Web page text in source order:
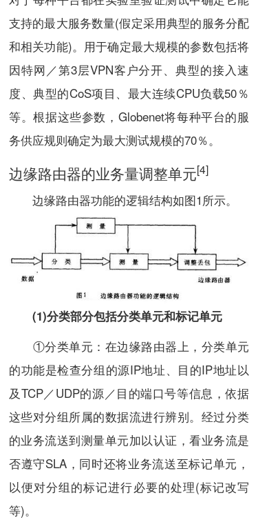
支持的最大服务数量(假定采用典型的服务分配
和相关功能)。用于确定最大规模的参数包括将
因特网 ／第3层VPN客户分开、典型的接入速
度、典型的CoS项目、最大连续CPU负载50％
等。根据这些参数，Globenet将每种平台的服
务供应规则确定为最大测试规模的70％。
边缘路由器的业务量调整单元[4]
边缘路由器功能的逻辑结构如图1所示。
(1)分类部分包括分类单元和标记单元
①分类单元：在边缘路由器上，分类单元
的功能是检查分组的源IP地址、目的IP地址以
及TCP／UDP的源／目的端口号等信息，依据
这些对分组所属的数据流进行辨别。经过分类
的业务流送到测量单元加以认证，看业务流是
否遵守SLA ，同时还将业务流送至标记单元，
以便对分组的标记进行必要的处理(标记改写
等)。